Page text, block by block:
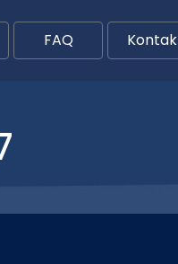
FAQ Kontak